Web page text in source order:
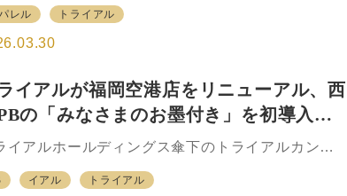
を冠したプライベートブランド（PB）によってア
ル事業を強化。リアルトとしては昨年11月に初め
した。その後、有効性の確認期間を経て3月19日の
ミングで新規商品を加えた上で売場自体も拡大さ
多店舗への商品導入による拡大フェーズに入っ
「トライアルの開発商品を専門店業態として、モ
などに出ているブランドと戦っていく業態を作る
の屋号を付けたプロジェクト。コンセプトとして
レル トライアル
ライアルが福岡空港店をリニューアル、⻄
の「みなさまのお墨付き」を初導⼊、
品⽬を販売
イアルホールディングス傘下のトライアルカンパ
リニューアルオープンした。今回のリニューアル
イアル トライアル